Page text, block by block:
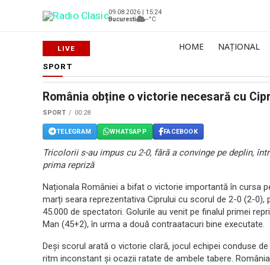
09.08.2026 | 15:24
Bucuresti
--°C
HOME NAȚIONAL
SPORT
România obține o victorie necesară cu
SPORT 00:28
TELEGRAM WHATSAPP FACEBOOK
Tricolorii s-au impus cu 2-0, fără a convinge pe deplin,
prima repriză
Naționala României a bifat o victorie importantă în cursa
marți seara reprezentativa Ciprului cu scorul de 2-0 (2-0),
45.000 de spectatori. Golurile au venit pe finalul primei
Man (45+2), în urma a două contraatacuri bine executate.
Deși scorul arată o victorie clară, jocul echipei conduse
ritm inconstant și ocazii ratate de ambele tabere.